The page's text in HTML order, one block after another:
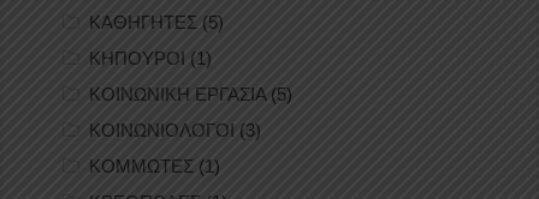
ΚΑΘΗΓΗΤΕΣ (5)
ΚΗΠΟΥΡΟΙ (1)
ΚΟΙΝΩΝΙΚΗ ΕΡΓΑΣΙΑ(5)
ΚΟΙΝΩΝΙΟΛΟΓΟΙ (3)
ΚΟΜΜΩΤΕΣ (1)